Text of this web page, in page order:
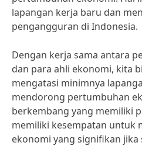
lapangan kerja baru dan
pengangguran di Indonesia.
Dengan kerja sama antara
dan para ahli ekonomi, kita
mengatasi minimnya
mendorong pertumbuhan
berkembang yang memiliki
memiliki kesempatan untuk
ekonomi yang signifikan